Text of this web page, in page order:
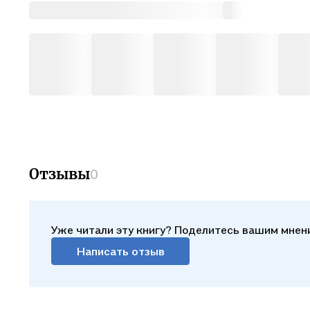
Отзывы0
Уже читали эту книгу? Поделитесь вашим
Написать отзыв